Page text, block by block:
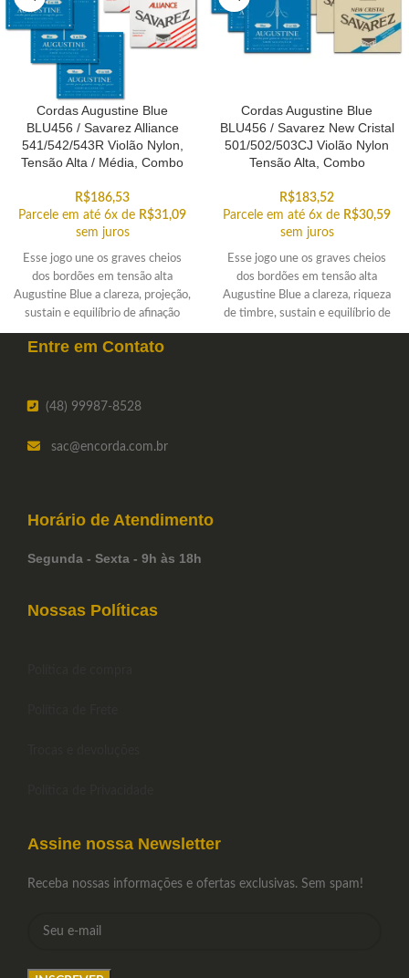
Cordas Augustine Blue
BLU456 / Savarez Alliance
541/542/543R Violão Nylon,
Tensão Alta / Média, Combo
R$186,53
Parcele em até 6x de R$31,09
sem juros
Esse jogo une os graves cheios
dos bordões em tensão alta
Augustine Blue a clareza, projeção,
sustain e equilíbrio de afinação
proporcionados pelas primas em
flourocarbono de alta qualidade da
relativamente menos tensas que
nos bordões Augustine e tensão
Cordas Augustine Blue
BLU456 / Savarez New Cristal
501/502/503CJ Violão Nylon
Tensão Alta, Combo
R$183,52
Parcele em até 6x de R$30,59
sem juros
Esse jogo une os graves cheios
dos bordões em tensão alta
Augustine Blue a clareza, riqueza
de timbre, sustain e equilíbrio de
afinação proporcionados pelas
Entre em Contato
(48) 99987-8528
sac@encorda.com.br
Horário de Atendimento
Segunda - Sexta - 9h às 18h
Nossas Políticas
Assine nossa Newsletter
Receba nossas informações e ofertas exclusivas. Sem spam!